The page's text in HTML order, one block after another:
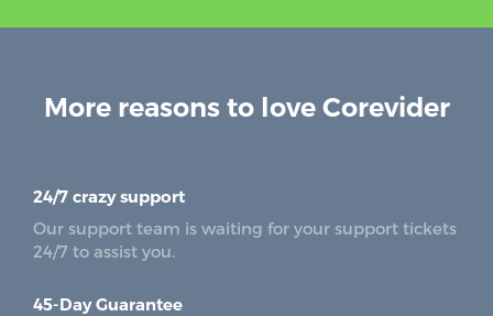
More reasons to love Corevider
24/7 crazy support
Our support team is waiting for your support tickets
24/7 to assist you.
45-Day Guarantee